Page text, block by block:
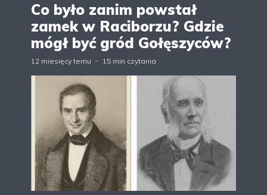
Co było zanim powstał
zamek w Raciborzu? Gdzie
mógł być gród Gołęszyców?
12 miesięcy temu 15 min czytania